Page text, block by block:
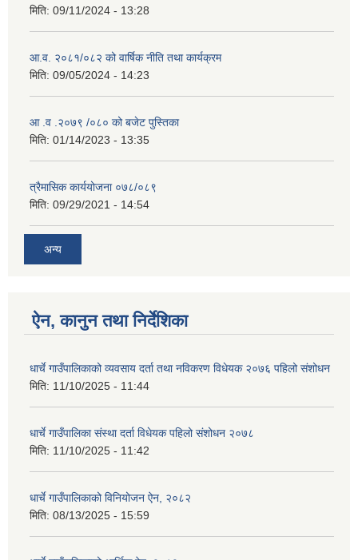
मिति: 09/11/2024 - 13:28
आ.व. २०८१/०८२ को वार्षिक नीति तथा कार्यक्रम
मिति: 09/05/2024 - 14:23
आ .व .२०७९ /०८० को बजेट पुस्तिका
मिति: 01/14/2023 - 13:35
त्रैमासिक कार्ययोजना ०७८/०८९
मिति: 09/29/2021 - 14:54
अन्य
ऐन, कानुन तथा निर्देशिका
धार्चे गाउँपालिकाको व्यवसाय दर्ता तथा नविकरण विधेयक २०७६ पहिलो संशोधन
मिति: 11/10/2025 - 11:44
धार्चे गाउँपालिका संस्था दर्ता विधेयक पहिलो संशोधन २०७८
मिति: 11/10/2025 - 11:42
धार्चे गाउँपालिकाको विनियोजन ऐन, २०८२
मिति: 08/13/2025 - 15:59